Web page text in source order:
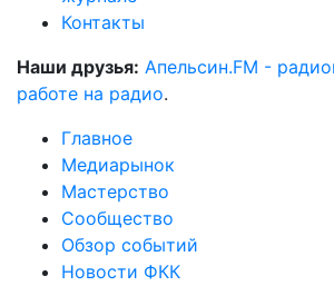
Контакты
Наши друзья: Апельсин.FM -
работе на радио.
Главное
Медиарынок
Мастерство
Сообщество
Обзор событий
Новости ФКК